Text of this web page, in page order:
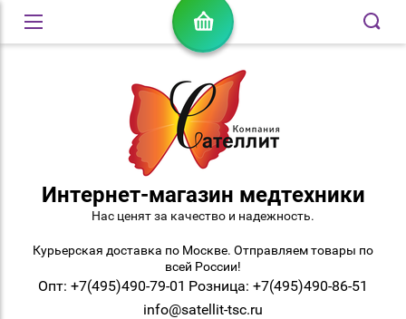
Интернет-магазин медтехники
Нас ценят за качество и надежность.
Курьерская доставка по Москве. Отправляем товары по
всей России!
Опт: +7(495)490-79-01 Розница: +7(495)490-86-51
info@satellit-tsc.ru